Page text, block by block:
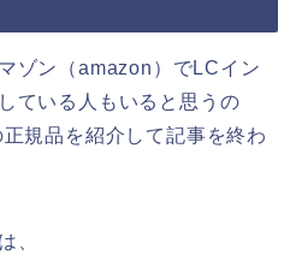
ゾン（amazon）でLCイン
ている人もいると思うの
規品を紹介して記事を終わ
、